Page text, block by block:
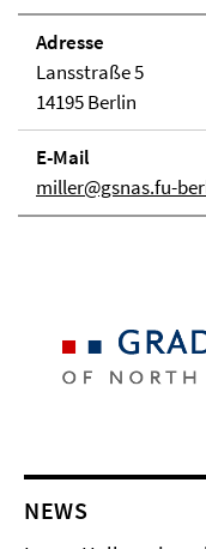
Adresse
Lansstraße 5
14195 Berlin
E-Mail
miller@gsnas.fu-
NEWS